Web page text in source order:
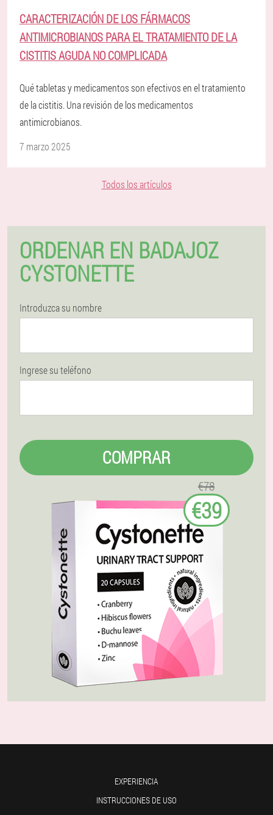
CARACTERIZACIÓN DE LOS FÁRMACOS
ANTIMICROBIANOS PARA EL TRATAMIENTO DE LA
CISTITIS AGUDA NO COMPLICADA
Qué tabletas y medicamentos son efectivos en el tratamiento
de la cistitis. Una revisión de los medicamentos
antimicrobianos.
7 marzo 2025
Todos los artículos
ORDENAR EN BADAJOZ
CYSTONETTE
Introduzca su nombre
Ingrese su teléfono
COMPRAR
€78
€39
EXPERIENCIA
INSTRUCCIONES DE USO